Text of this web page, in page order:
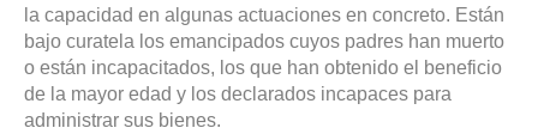
la capacidad en algunas actuaciones en concreto. Están
bajo curatela los emancipados cuyos padres han muerto
o están incapacitados, los que han obtenido el beneficio
de la mayor edad y los declarados incapaces para
administrar sus bienes.